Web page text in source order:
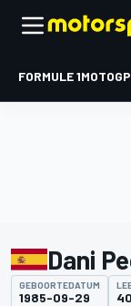
FORMULE 1MOTOGP
Dani
GEBOORTEDATUM
1985-09-29 40